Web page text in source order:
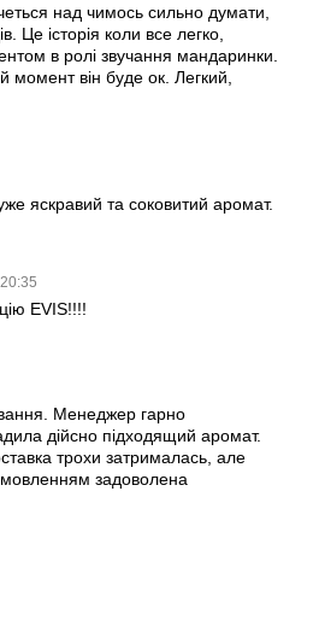
над чимось сильно думати,
Це історія коли все легко,
в ролі звучання мандаринки.
момент він буде ок. Легкий,
яскравий та соковитий аромат.
EVIS!!!!
Менеджер гарно
дійсно підходящий аромат.
трохи затрималась, але
задоволена